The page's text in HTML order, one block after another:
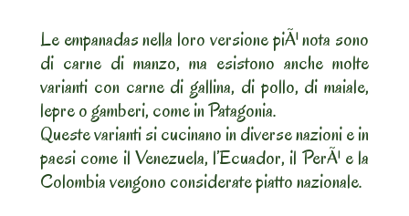
Le empanadas nella loro versione piÃ¹ nota sono
di carne di manzo, ma esistono anche molte
varianti con carne di gallina, di pollo, di maiale,
lepre o gamberi, come in Patagonia.
Queste varianti si cucinano in diverse nazioni e in
paesi come il Venezuela, l’Ecuador, il PerÃ¹ e la
Colombia vengono considerate piatto nazionale.